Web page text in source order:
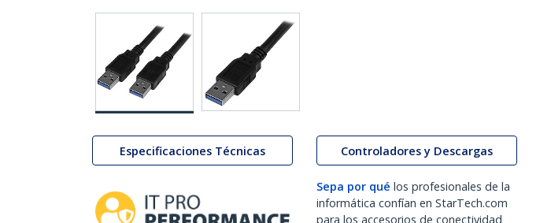
Especificaciones Técnicas Controladores y Descargas
Sepa por qué los profesionales de la
informática confían en StarTech.com
para los accesorios de conectividad